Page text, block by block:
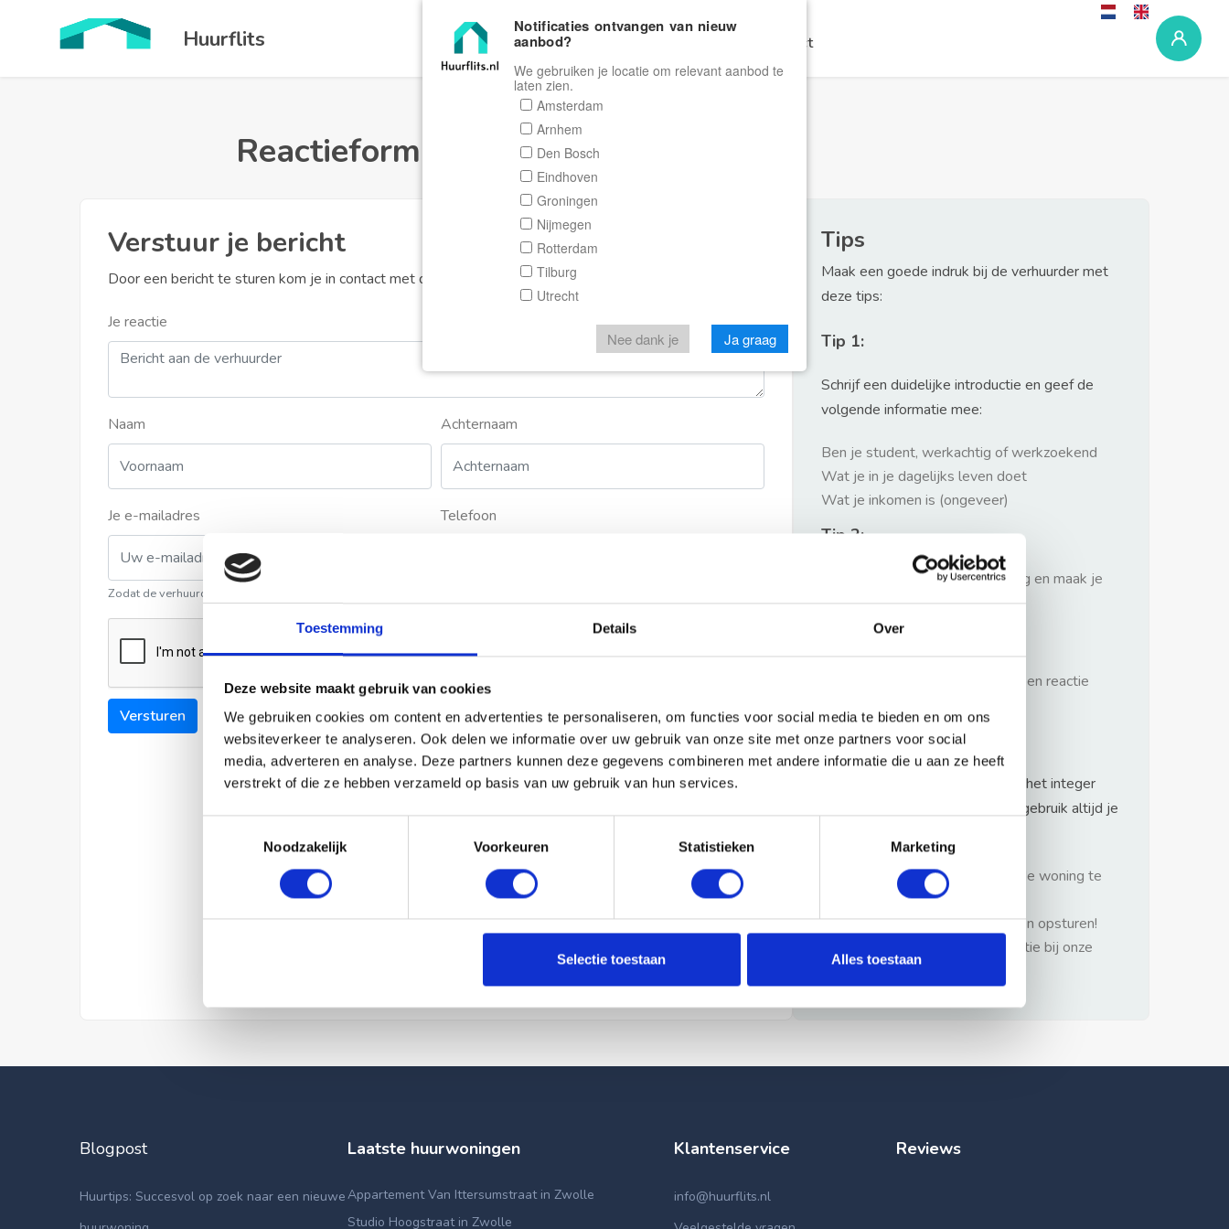
Toestemming Details Over
Deze website maakt gebruik van cookies
We gebruiken cookies om content en advertenties te personaliseren, om functies voor social media te bieden en om ons
websiteverkeer te analyseren. Ook delen we informatie over uw gebruik van onze site met onze partners voor social
media, adverteren en analyse. Deze partners kunnen deze gegevens combineren met andere informatie die u aan ze heeft
verstrekt of die ze hebben verzameld op basis van uw gebruik van hun services.
Noodzakelijk
Voorkeuren Statistieken Marketing
Selectie toestaan Alles toestaan
Huurflits Home Zoeken Contact
Reactieformulier Huurflits
Verstuur je bericht
Door een bericht te sturen kom je in contact met de aanbieder of makelaar van de woning.
Je reactie
Naam Achternaam
Je e-mailadres
Zodat de verhuurder contact met u kan opnemen
Telefoon
Versturen
Tips
Maak een goede indruk bij de verhuurder met
deze tips:
Tip 1:
Schrijf een duidelijke introductie en geef de
volgende informatie mee:
Ben je student, werkachtig of werkzoekend
Wat je in je dagelijks leven doet
Wat je inkomen is (ongeveer)
Tip 2:
Wees beleefd, niet te langdradig en maak je
verhaal kort
Wacht niet met reageren. Snel een reactie
Waarschuwing
Huurflits hecht veel waarde aan het integer
handelen van verhuurders maar gebruik altijd je
1: Nooit vooraf betalen zonder de woning te
hebben gezien.
2: Geen persoonlijke documenten opsturen!
3: Meld bij misbruik de advertentie bij onze
klantenservice.
Blogpost
Huurtips: Succesvol op zoek naar een nieuwe
Laatste huurwoningen
Appartement Van Ittersumstraat in Zwolle
Studio Hoogstraat in Zwolle
Klantenservice
info@huurflits.nl
Reviews
Notificaties ontvangen van nieuw
aanbod?
We gebruiken je locatie om relevant aanbod te
laten zien.
Amsterdam
Arnhem
Den Bosch
Eindhoven
Groningen
Nijmegen
Rotterdam
Tilburg
Utrecht
Nee dank je Ja graag